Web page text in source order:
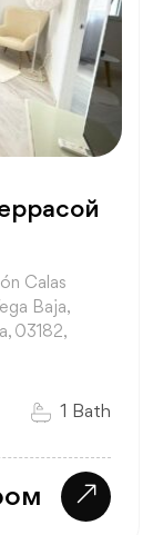
Calas
Baja,
03182,
1 Bath